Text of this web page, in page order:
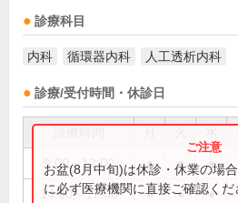
診療科目
内科 循環器内科 人工透析内科
診療/受付時間・休診日
9:00～12:00 ● ● ●
14:00～17:00 ● ● ●
お盆(8月中旬)は休診・休業の場
に必ず医療機関に直接ご確認くだ